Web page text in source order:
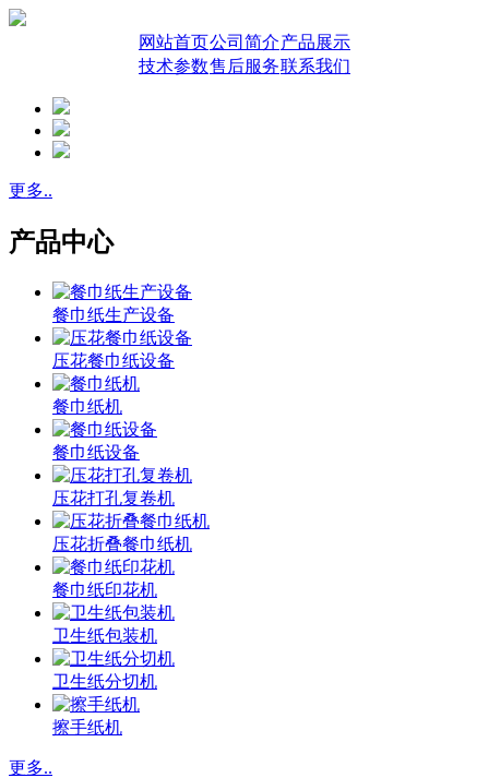
网站首页公司简介产品展示
技术参数售后服务联系我们
更多..
产品中心
餐巾纸生产设备
压花餐巾纸设备
餐巾纸机
餐巾纸设备
压花打孔复卷机
压花折叠餐巾纸机
餐巾纸印花机
卫生纸包装机
卫生纸分切机
擦手纸机
更多..